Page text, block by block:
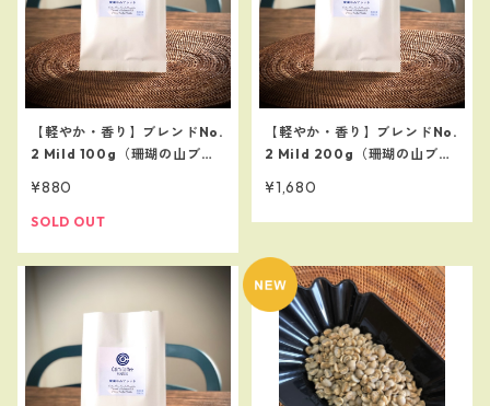
【軽やか・香り】ブレンドNo.
2 Mild 100g（珊瑚の山ブレ
¥880
SOLD OUT
【軽やか・香り】ブレンドNo.
2 Mild 200g（珊瑚の山ブレ
¥1,680